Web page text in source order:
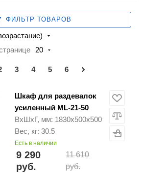
ФИЛЬТР ТОВАРОВ
20
3 4 5 6
Шкаф для раздевалок
усиленный ML-21-50
ВхШхГ, мм: 1830x500x500
Вес, кг: 30.5
Есть в наличии
9 290
руб.
11 610
руб.